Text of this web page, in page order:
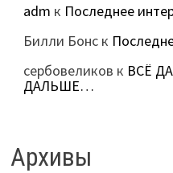
adm к Последнее
Билли Бонск
сербовеликов к ВСЁ
ДАЛЬШЕ…
Архивы